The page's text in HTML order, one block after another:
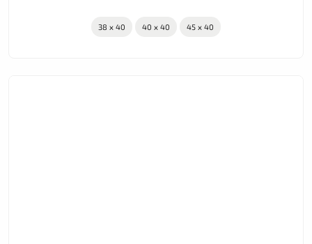
38 x 40 40 x 40 45 x 40